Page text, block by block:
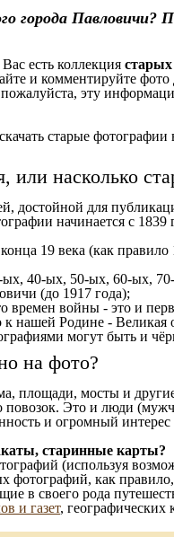
города Павловичи?
есть коллекция
и комментируйте
эту
старые фотографии
или насколько
достойной для
начинается с
19 века (как
ых, 40-ых, 50-ых, 60-ых,
(до 1917 года);
войны - это и
нашей Родине - Великая
могут быть и
на фото?
площади, мосты и
повозок. Это и люди
и огромный интерес
старинные карты?
(используя
фотографий, как
в своего рода
и газет, географических